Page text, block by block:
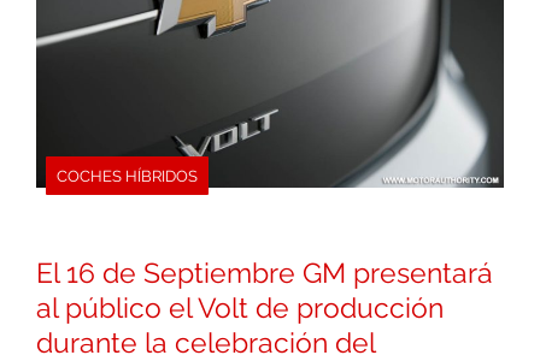
COCHES HÍBRIDOS
El 16 de Septiembre GM presentará
al público el Volt de producción
durante la celebración del